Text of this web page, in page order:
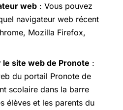
web : Vous pouvez
navigateur web récent
Mozilla Firefox,
site web de Pronote :
du portail Pronote de
scolaire dans la barre
élèves et les parents du